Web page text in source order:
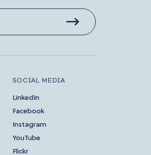
SOCIAL MEDIA
LinkedIn
Facebook
Instagram
YouTube
Flickr